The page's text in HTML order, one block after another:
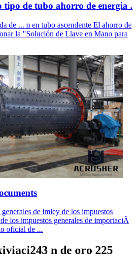
tipo de tubo ahorro de energia .
de ... n en tubo ascendente El ahorro de
la "Solución de Llave en Mano para
de imley de los impuestos
los impuestos generales de importaciÃ
oficial de ...
n de oro 225